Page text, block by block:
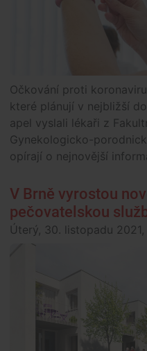
Očkování proti
které plánují v nejbližší
apel vyslali lékaři z
Gynekologicko-
opírají o nejnovější
V Brně vyrostou
pečovatelskou
Úterý, 30. listopadu 2021,